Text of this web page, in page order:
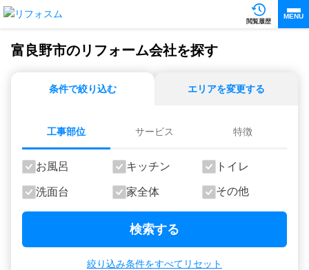
閲覧履歴
MENU
富良野市のリフォーム会社を探す
条件で絞り込む エリアを変更する
工事部位 サービス 特徴
お風呂 キッチン トイレ
洗面台 家全体 その他
検索する
絞り込み条件をすべてリセット